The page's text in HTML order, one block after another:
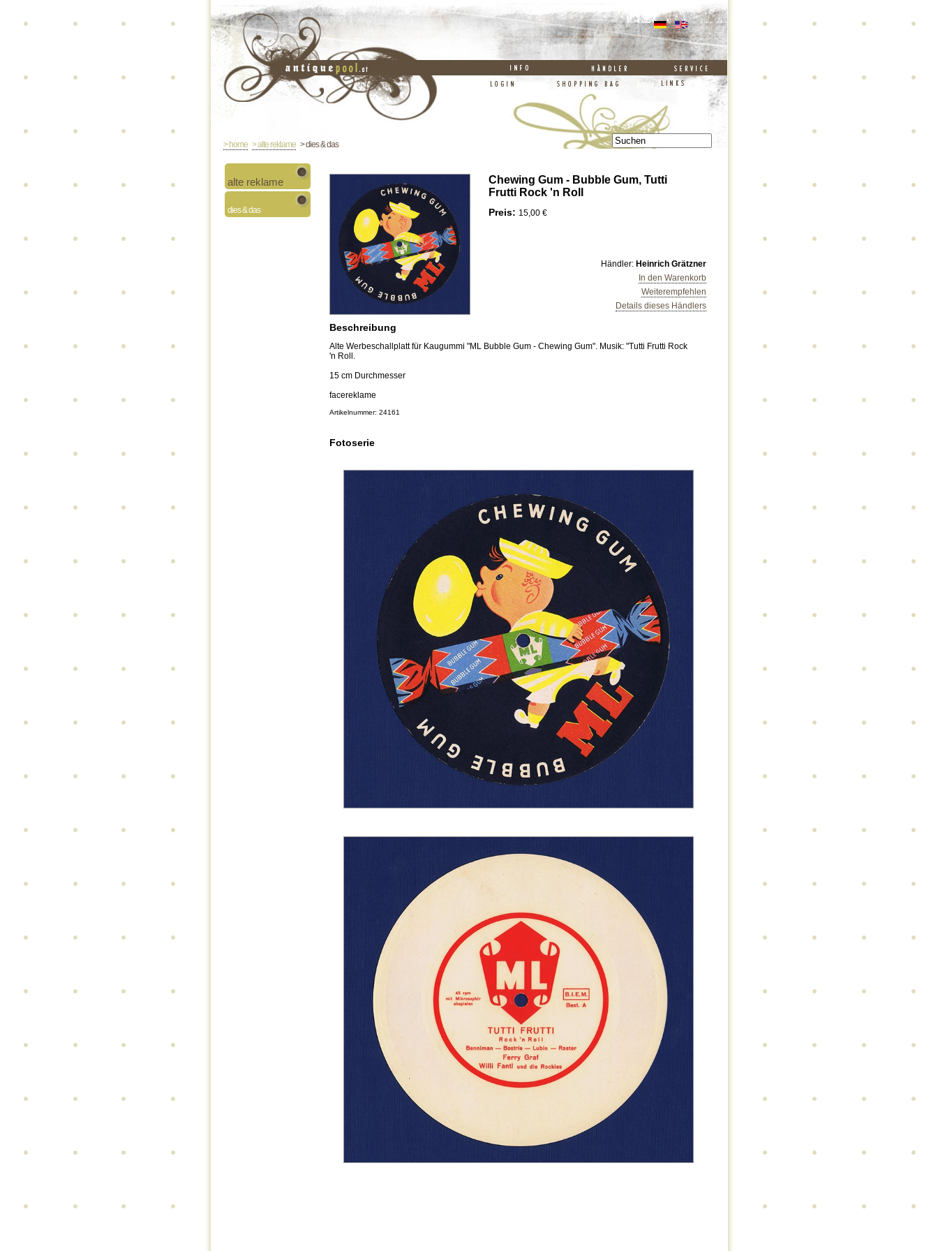
> home > alte reklame > dies & das
alte reklame
dies & das
Chewing Gum - Bubble Gum, Tutti
Frutti Rock 'n Roll
Preis: 15,00 €
Weiterempfehlen
In den Warenkorb
Händler: Heinrich Grätzner
Details dieses Händlers
Beschreibung
Alte Werbeschallplatt für Kaugummi "ML Bubble Gum - Chewing Gum". Musik: "Tutti Frutti Rock
'n Roll.
15 cm Durchmesser
facereklame
Artikelnummer: 24161
Fotoserie